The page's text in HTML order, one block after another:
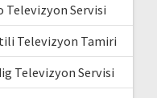
Televizyon Servisi
Televizyon Tamiri
Televizyon Servisi